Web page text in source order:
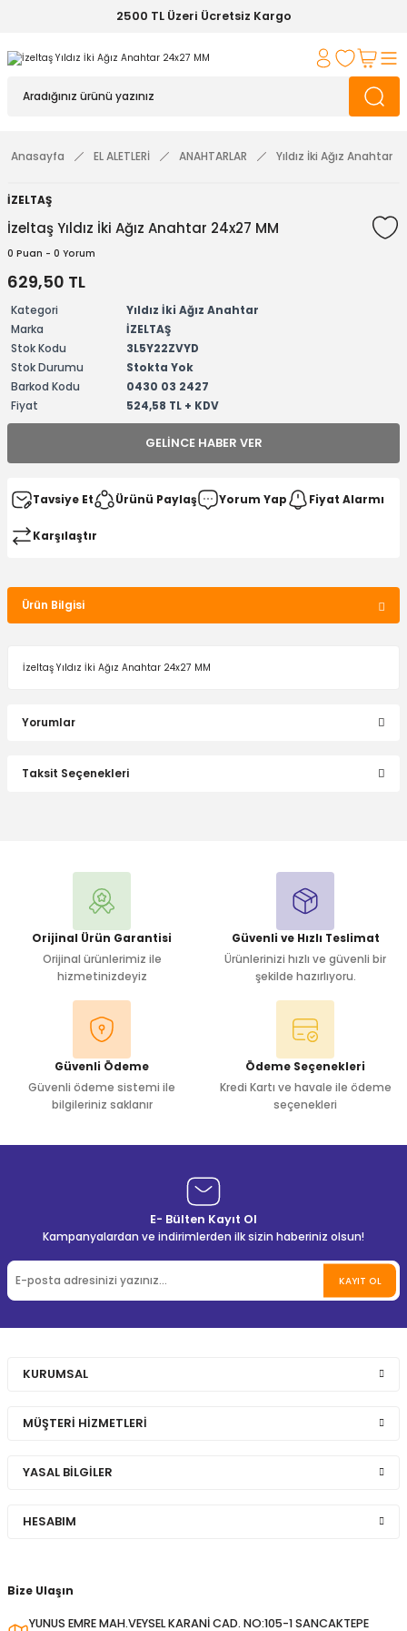
2500 TL Üzeri Ücretsiz Kargo
Anasayfa EL ALETLERİ ANAHTARLAR Yıldız İki Ağız Anahtar
İZELTAŞ
İzeltaş Yıldız İki Ağız Anahtar 24x27 MM
0 Puan - 0 Yorum
629,50 TL
Kategori
Yıldız İki Ağız Anahtar
Marka
İZELTAŞ
Stok Kodu
3L5Y22ZVYD
Stok Durumu
Stokta Yok
Barkod Kodu
0430 03 2427
Fiyat
524,58 TL + KDV
GELINCE HABER VER
Tavsiye Et Ürünü Paylaş Yorum Yap Fiyat Alarmı
Karşılaştır
Ürün Bilgisi
İzeltaş Yıldız İki Ağız Anahtar 24x27 MM
Yorumlar
Taksit Seçenekleri
Orijinal Ürün Garantisi
Orijinal ürünlerimiz ile
hizmetinizdeyiz
Güvenli ve Hızlı Teslimat
Ürünlerinizi hızlı ve güvenli bir
şekilde hazırlıyoru.
Güvenli Ödeme
Güvenli ödeme sistemi ile
bilgileriniz saklanır
Ödeme Seçenekleri
Kredi Kartı ve havale ile ödeme
seçenekleri
E- Bülten Kayıt Ol
Kampanyalardan ve indirimlerden ilk sizin haberiniz olsun!
KAYIT OL
Bize Ulaşın
YUNUS EMRE MAH.VEYSEL KARANİ CAD. NO:105-1 SANCAKTEPE
KURUMSAL
MÜŞTERİ HİZMETLERİ
YASAL BİLGİLER
HESABIM